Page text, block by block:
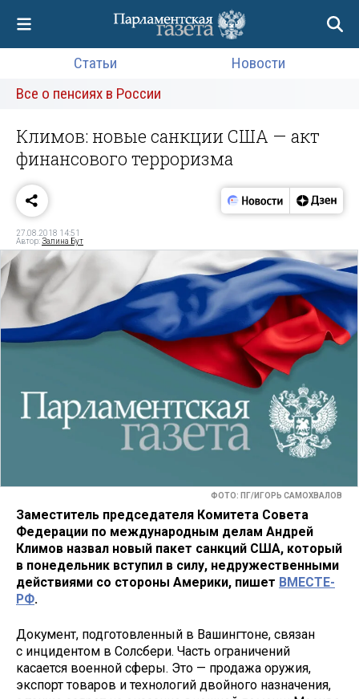
Статьи
Новости
Все о пенсиях в России
Климов: новые санкции США — акт
финансового терроризма
27.08.2018 14:51
Автор:Залина Бут
ФОТО: ПГ/ИГОРЬ САМОХВАЛОВ
Заместитель председателя Комитета Совета
Федерации по международным делам Андрей
Климов назвал новый пакет санкций США, который
в понедельник вступил в силу, недружественными
действиями со стороны Америки, пишет ВМЕСТЕ-
РФ.
Документ, подготовленный в Вашингтоне, связан
с инцидентом в Солсбери. Часть ограничений
касается военной сферы. Это — продажа оружия,
экспорт товаров и технологий двойного назначения,